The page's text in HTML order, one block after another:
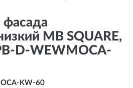
MB SQUARE,
D-WEWMOCA-
KW-60